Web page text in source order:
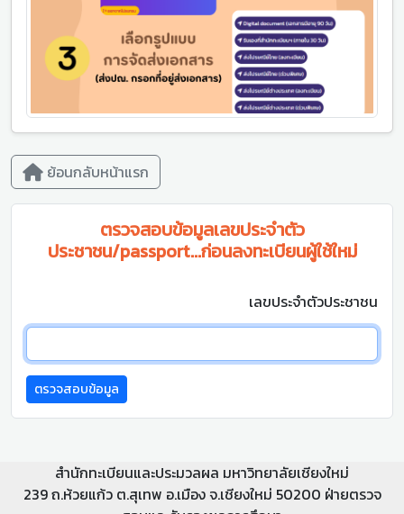
ย้อนกลับหน้าแรก
ตรวจสอบข้อมูลเลขประจำตัว
ประชาชน/passport...ก่อนลงทะเบียนผู้ใช้ใหม่
เลขประจำตัวประชาชน
ตรวจสอบข้อมูล
สำนักทะเบียนและประมวลผล มหาวิทยาลัยเชียงใหม่
239 ถ.ห้วยแก้ว ต.สุเทพ อ.เมือง จ.เชียงใหม่ 50200 ฝ่ายตรวจ